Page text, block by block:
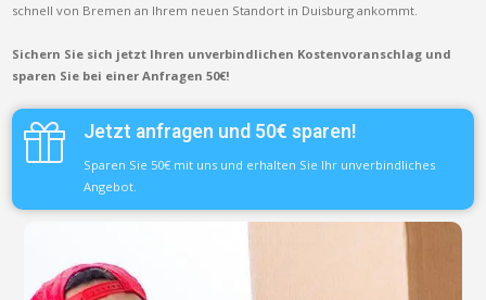
schnell von Bremen an Ihrem neuen Standort in Duisburg ankommt.
Sichern Sie sich jetzt Ihren unverbindlichen Kostenvoranschlag und
sparen Sie bei einer Anfragen 50€!
Jetzt anfragen und 50€ sparen!
Sparen Sie 50€ mit uns und erhalten Sie Ihr unverbindliches
Angebot.